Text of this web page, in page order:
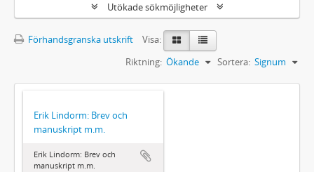
Utökade sökmöjligheter
Förhandsgranska utskrift
Visa:
Sortera: Signum
Riktning: Ökande
Erik Lindorm: Brev och
manuskript m.m.
Erik Lindorm: Brev och
manuskript m.m.